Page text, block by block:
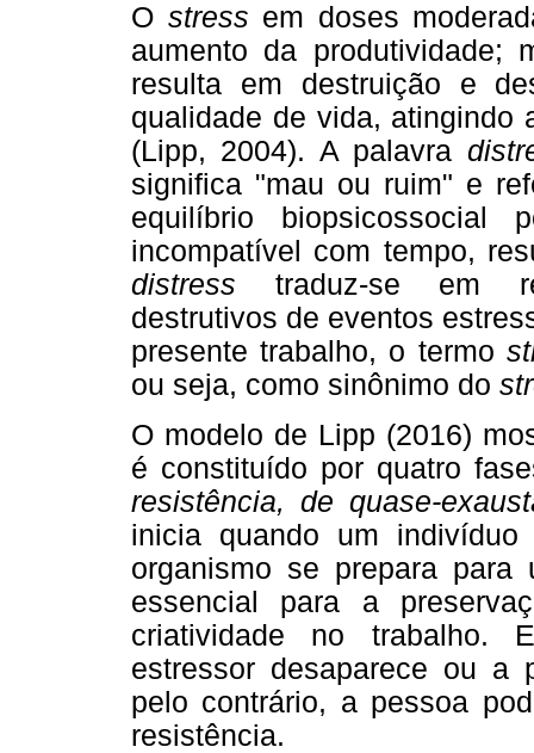
O stress em doses
aumento da produtividade;
resulta em destruição e
qualidade de vida, atingindo
(Lipp, 2004). A palavra
significa "mau ou ruim" e
equilíbrio
incompatível com tempo,
distress traduz-se em
destrutivos de eventos
presente trabalho, o termo
ou seja, como sinônimo do
O modelo de Lipp (2016)
é constituído por quatro
resistência, de quase-
inicia quando um
organismo se prepara
essencial para a
criatividade no trabalho.
estressor desaparece ou a
pelo contrário, a pessoa
resistência.